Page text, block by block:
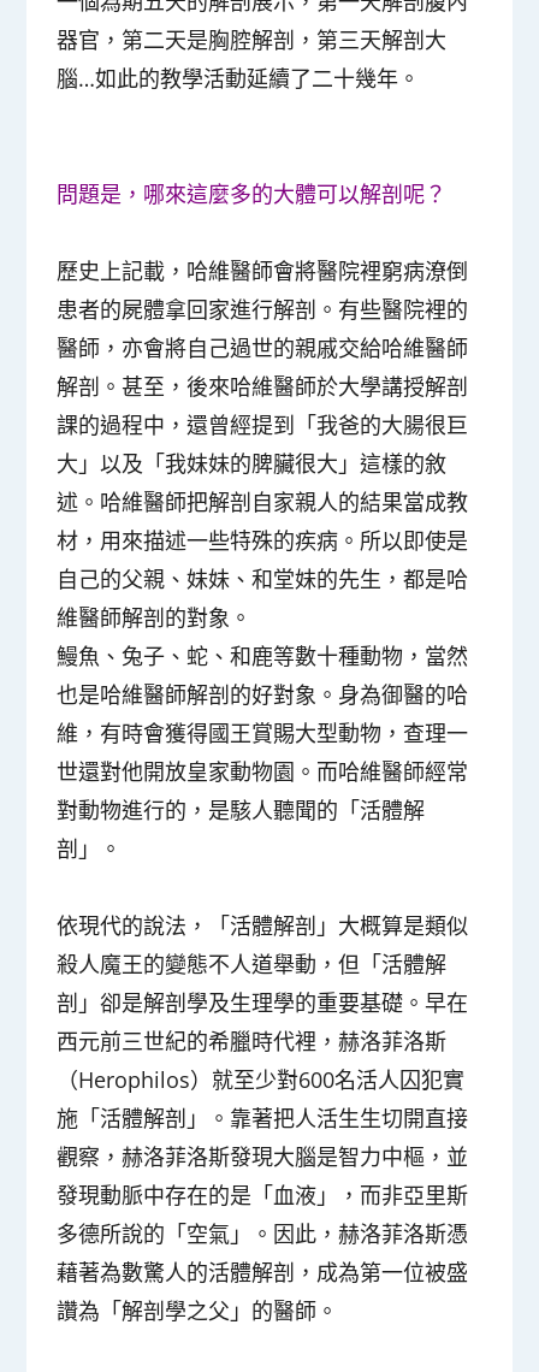
器官，第二天是胸腔解剖，第三天解剖大
腦…如此的教學活動延續了二十幾年。
問題是，哪來這麼多的大體可以解剖呢？
歷史上記載，哈維醫師會將醫院裡窮病潦倒
患者的屍體拿回家進行解剖。有些醫院裡的
醫師，亦會將自己過世的親戚交給哈維醫師
解剖。甚至，後來哈維醫師於大學講授解剖
課的過程中，還曾經提到「我爸的大腸很巨
大」以及「我妹妹的脾臟很大」這樣的敘
述。哈維醫師把解剖自家親人的結果當成教
材，用來描述一些特殊的疾病。所以即使是
自己的父親、妹妹、和堂妹的先生，都是哈
維醫師解剖的對象。
鰻魚、兔子、蛇、和鹿等數十種動物，當然
也是哈維醫師解剖的好對象。身為御醫的哈
維，有時會獲得國王賞賜大型動物，查理一
世還對他開放皇家動物園。而哈維醫師經常
對動物進行的，是駭人聽聞的「活體解
剖」。
依現代的說法，「活體解剖」大概算是類似
殺人魔王的變態不人道舉動，但「活體解
剖」卻是解剖學及生理學的重要基礎。早在
西元前三世紀的希臘時代裡，赫洛菲洛斯
（Herophilos）就至少對600名活人囚犯實
施「活體解剖」。靠著把人活生生切開直接
觀察，赫洛菲洛斯發現大腦是智力中樞，並
發現動脈中存在的是「血液」，而非亞里斯
多德所說的「空氣」。因此，赫洛菲洛斯憑
藉著為數驚人的活體解剖，成為第一位被盛
讚為「解剖學之父」的醫師。